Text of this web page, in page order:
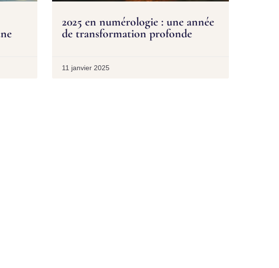
2025 en numérologie : une année
de transformation profonde
11 janvier 2025